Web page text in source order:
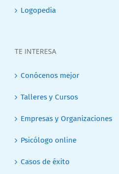
Logopedia
TE INTERESA
Conócenos mejor
Talleres y Cursos
Empresas y Organizaciones
Psicólogo online
Casos de éxito